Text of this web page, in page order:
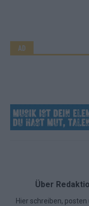
AD
Über
Hier schreiben,